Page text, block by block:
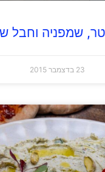
שמפניה וחבל
23 בדצמבר 2015